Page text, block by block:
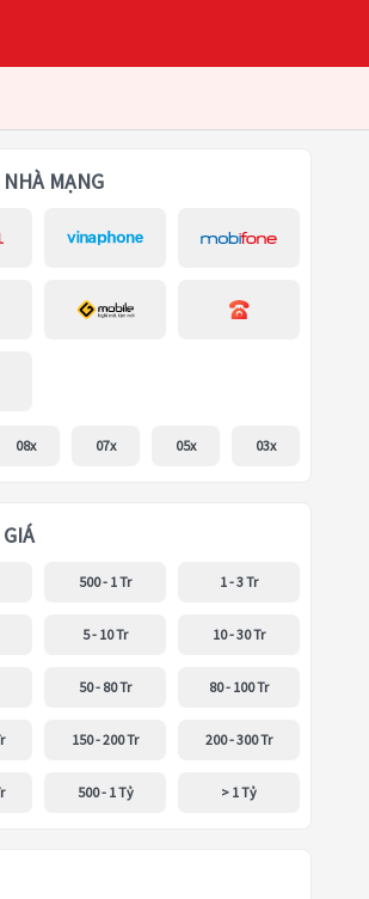
MẠNG
08x 07x 05x 03x
500 - 1 Tr 1 - 3 Tr
5 - 10 Tr 10 - 30 Tr
50 - 80 Tr 80 - 100 Tr
150 - 200 Tr 200 - 300 Tr
500 - 1 Tỷ > 1 Tỷ